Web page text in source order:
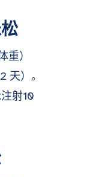
重）
天）。
射10